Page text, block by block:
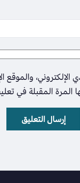
والموقع
المرة المقبلة في